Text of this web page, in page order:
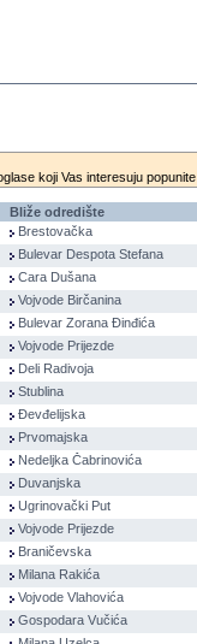
koji Vas interesuju
Bliže odredište
Brestovačka
Bulevar Despota Stefana
Cara Dušana
Vojvode Birčanina
Bulevar Zorana Đinđića
Vojvode Prijezde
Deli Radivoja
Stublina
Đevđelijska
Prvomajska
Nedeljka Čabrinovića
Duvanjska
Ugrinovački Put
Vojvode Prijezde
Braničevska
Milana Rakića
Vojvode Vlahovića
Gospodara Vučića